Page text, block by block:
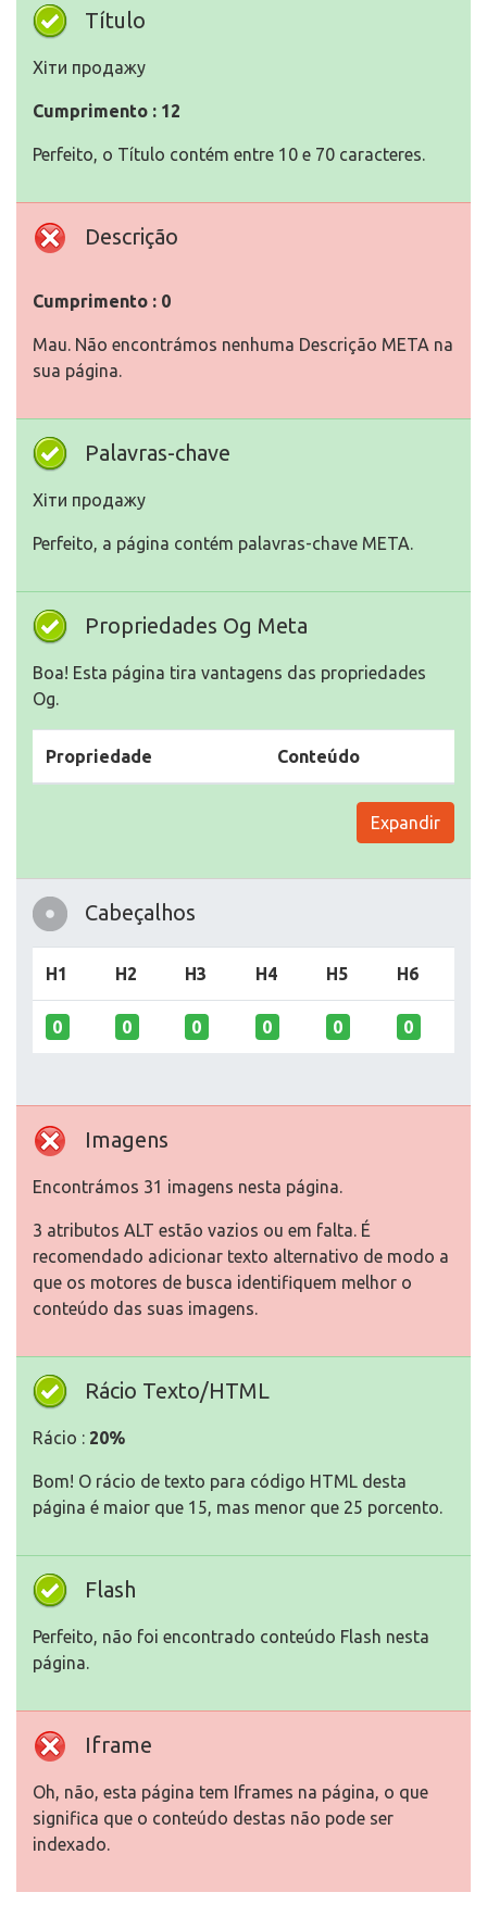
Título
Хіти продажу
Cumprimento : 12
Perfeito, o Título contém entre 10 e 70 caracteres.
Descrição
Cumprimento : 0
Mau. Não encontrámos nenhuma Descrição META na
sua página.
Palavras-chave
Хіти продажу
Perfeito, a página contém palavras-chave META.
Propriedades Og Meta
Boa! Esta página tira vantagens das propriedades
Og.
Propriedade Conteúdo
Expandir
Cabeçalhos
H1 H2 H3 H4 H5 H6
0 0 0 0 0 0
Imagens
Encontrámos 31 imagens nesta página.
3 atributos ALT estão vazios ou em falta. É
recomendado adicionar texto alternativo de modo a
que os motores de busca identifiquem melhor o
conteúdo das suas imagens.
Rácio Texto/HTML
Rácio : 20%
Bom! O rácio de texto para código HTML desta
página é maior que 15, mas menor que 25 porcento.
Flash
Perfeito, não foi encontrado conteúdo Flash nesta
página.
Iframe
Oh, não, esta página tem Iframes na página, o que
significa que o conteúdo destas não pode ser
indexado.